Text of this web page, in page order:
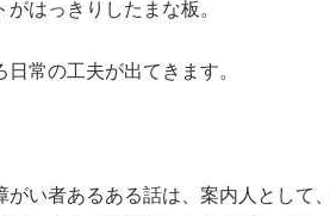
がはっきりしたまな板。
常の工夫が出てきます。
がい者あるある話は、案内人として